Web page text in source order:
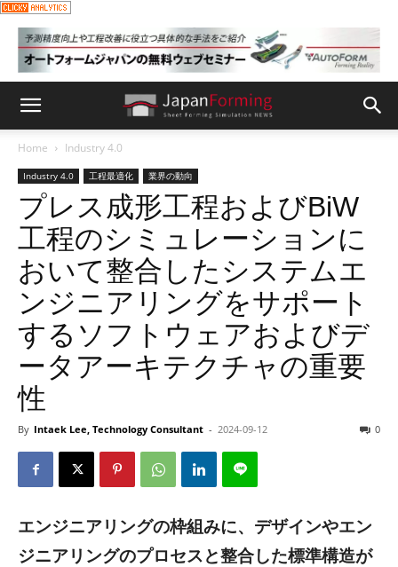
Home Industry 4.0
Industry 4.0 工程最適化 業界の動向
プレス成形工程およびBiW
工程のシミュレーションに
おいて整合したシステムエ
ンジニアリングをサポート
するソフトウェアおよびデ
ータアーキテクチャの重要
性
By Intaek Lee, Technology Consultant - 2024-09-12 0
エンジニアリングの枠組みに、デザインやエン
ジニアリングのプロセスと整合した標準構造が